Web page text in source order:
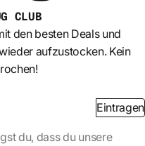
CLUB
den besten Deals und
aufzustocken. Kein
Eintragen
du, dass du unsere